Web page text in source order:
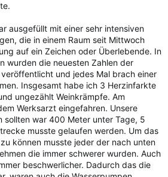
ausgefüllt mit einer sehr intensiven
die in einem Raum seit Mittwoch
auf ein Zeichen oder Überlebende. In
wurden die neuesten Zahlen der
und jedes Mal brach einer
Insgesamt habe ich 3 Herzinfarkte
ungezählt Weinkrämpfe. Am
Werksarzt eingefahren. Unsere
sollten war 400 Meter unter Tage, 5
musste gelaufen werden. Um das
können musste jeder der nach unten
die immer schwerer wurden. Auch
beschwerlicher. Dadurch das die